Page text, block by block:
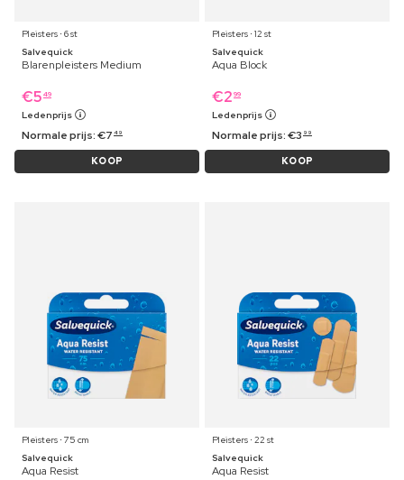
Pleisters ⋅ 6 st
Salvequick
Blarenpleisters Medium
€5 49
Ledenprijs
Normale prijs:€7 49
KOOP
Pleisters ⋅ 12 st
Salvequick
Aqua Block
€2 99
Ledenprijs
Normale prijs:€3 99
KOOP
Pleisters ⋅ 75 cm
Salvequick
Aqua Resist
Pleisters ⋅ 22 st
Salvequick
Aqua Resist